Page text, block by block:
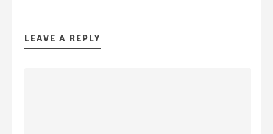
LEAVE A REPLY